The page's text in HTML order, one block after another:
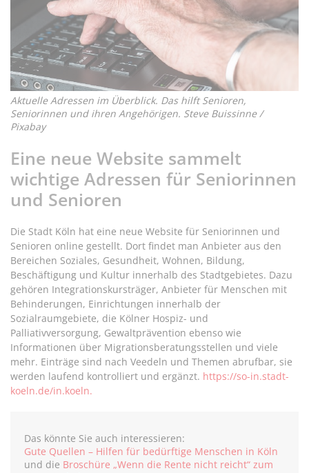
Aktuelle Adressen im Überblick. Das hilft Senioren,
Seniorinnen und ihren Angehörigen. Steve Buissinne /
Pixabay
Eine neue Website sammelt
wichtige Adressen für Seniorinnen
und Senioren
Die Stadt Köln hat eine neue Website für Seniorinnen und
Senioren online gestellt. Dort findet man Anbieter aus den
Bereichen Soziales, Gesundheit, Wohnen, Bildung,
Beschäftigung und Kultur innerhalb des Stadtgebietes. Dazu
gehören Integrationskursträger, Anbieter für Menschen mit
Behinderungen, Einrichtungen innerhalb der
Sozialraumgebiete, die Kölner Hospiz- und
Palliativversorgung, Gewaltprävention ebenso wie
Informationen über Migrationsberatungsstellen und viele
mehr. Einträge sind nach Veedeln und Themen abrufbar, sie
werden laufend kontrolliert und ergänzt. https://so-in.stadt-
koeln.de/in.koeln.
Das könnte Sie auch interessieren:
Gute Quellen – Hilfen für bedürftige Menschen in Köln
und die Broschüre „Wenn die Rente nicht reicht“ zum